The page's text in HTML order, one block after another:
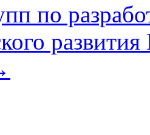
по